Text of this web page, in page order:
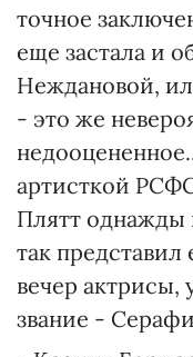
точное
еще застала и
Неждановой,
- это же
артисткой
Плятт однажды
так
вечер актрисы,
звание -